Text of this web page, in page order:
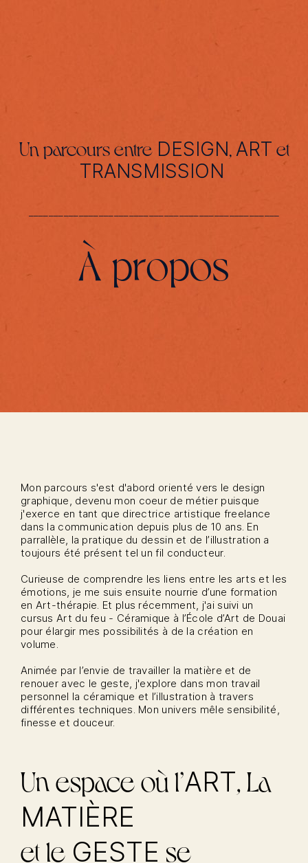
Un parcours entre DESIGN ART et
TRANSMISSION
À propos
Mon parcours s'est d'abord orienté vers le design
graphique, devenu mon coeur de métier puisque
j'exerce en tant que directrice artistique freelance
dans la communication depuis plus de 10 ans. En
parrallèle, la pratique du dessin et de l’illustration a
toujours été présent tel un fil conducteur.
Curieuse de comprendre les liens entre les arts et les
émotions, je me suis ensuite nourrie d’une formation
en Art-thérapie. Et plus récemment, j'ai suivi un
cursus Art du feu - Céramique à l’École d’Art de Douai
pour élargir mes possibilités à de la création en
volume.
Animée par l’envie de travailler la matière et de
renouer avec le geste, j'explore dans mon travail
personnel la céramique et l’illustration à travers
différentes techniques. Mon univers mêle sensibilité,
finesse et douceur.
Un espace où l’ART, La
MATIÈRE
et le GESTE se